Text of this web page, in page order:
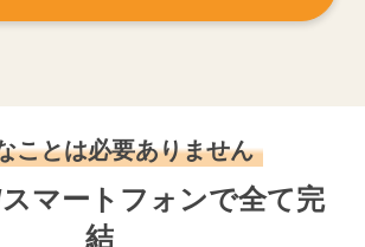
ことは必要ありません
マートフォンで全て完
結